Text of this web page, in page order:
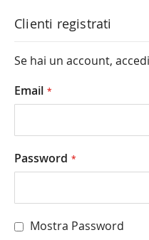
Clienti registrati
Se hai un account,
Email
Password
Mostra Password